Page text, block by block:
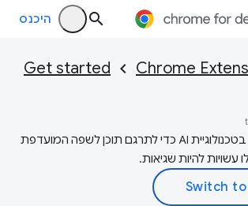
היכנס
Chrome
Get started
‫Google משתמשת בטכנולוגיית AI כדי לתרגם תוכן לשפה המועדפת
עשויות להיות שגיאות.